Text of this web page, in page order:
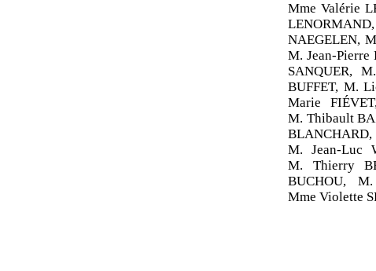
Mme Valérie
NAEGELEN,
M. Jean-
SANQUER,
BUFFET, M.
Marie
M. Thibault
M. Jean-Luc
M. Thierry
BUCHOU,
Mme Violette